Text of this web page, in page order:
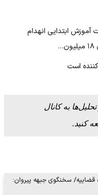
ابتدایی انهدام
است
به کانال
کنید.
قضاییه/ سخنگوی جبهه پیروان: